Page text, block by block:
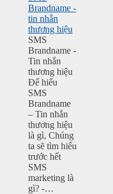
Brandname -
tin nhắn
thương hiệu
SMS
Brandname -
Tin nhắn
thương hiệu
Để hiểu
SMS
Brandname
– Tin nhắn
thương hiệu
là gì, Chúng
ta sẽ tìm hiểu
trước hết
SMS
marketing là
gì? -…